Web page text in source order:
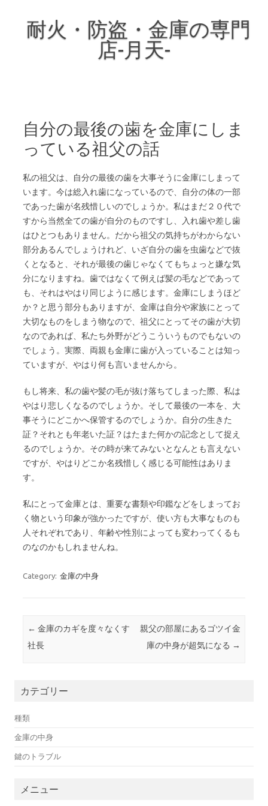
耐火・防盗・金庫の専門
店-月天-
自分の最後の歯を金庫にしま
っている祖父の話
私の祖父は、自分の最後の歯を大事そうに金庫にしまって
います。今は総入れ歯になっているので、自分の体の一部
であった歯が名残惜しいのでしょうか。私はまだ２０代で
すから当然全ての歯が自分のものですし、入れ歯や差し歯
はひとつもありません。だから祖父の気持ちがわからない
部分あるんでしょうけれど、いざ自分の歯を虫歯などで抜
くとなると、それが最後の歯じゃなくてもちょっと嫌な気
分になりますね。歯ではなくて例えば髪の毛などであって
も、それはやはり同じように感じます。金庫にしまうほど
か？と思う部分もありますが、金庫は自分や家族にとって
大切なものをしまう物なので、祖父にとってその歯が大切
なのであれば、私たち外野がどうこういうものでもないの
でしょう。実際、両親も金庫に歯が入っていることは知っ
ていますが、やはり何も言いませんから。
もし将来、私の歯や髪の毛が抜け落ちてしまった際、私は
やはり悲しくなるのでしょうか。そして最後の一本を、大
事そうにどこかへ保管するのでしょうか。自分の生きた
証？それとも年老いた証？はたまた何かの記念として捉え
るのでしょうか。その時が来てみないとなんとも言えない
ですが、やはりどこか名残惜しく感じる可能性はありま
す。
私にとって金庫とは、重要な書類や印鑑などをしまってお
く物という印象が強かったですが、使い方も大事なものも
人それぞれであり、年齢や性別によっても変わってくるも
のなのかもしれませんね。
Category: 金庫の中身
Post navigation
← 金庫のカギを度々なくす
社長
親父の部屋にあるゴツイ金
庫の中身が超気になる →
カテゴリー
種類
金庫の中身
鍵のトラブル
メニュー